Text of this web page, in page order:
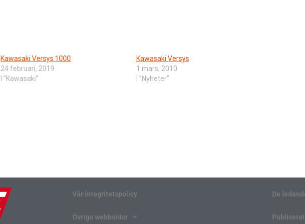
Kawasaki Versys 1000
24 februari, 2019
I ”Kawasaki”
Kawasaki Versys
1 mars, 2010
I ”Nyheter”
Vår integritetspolicy
Övriga webbsidor
De
Publicerat